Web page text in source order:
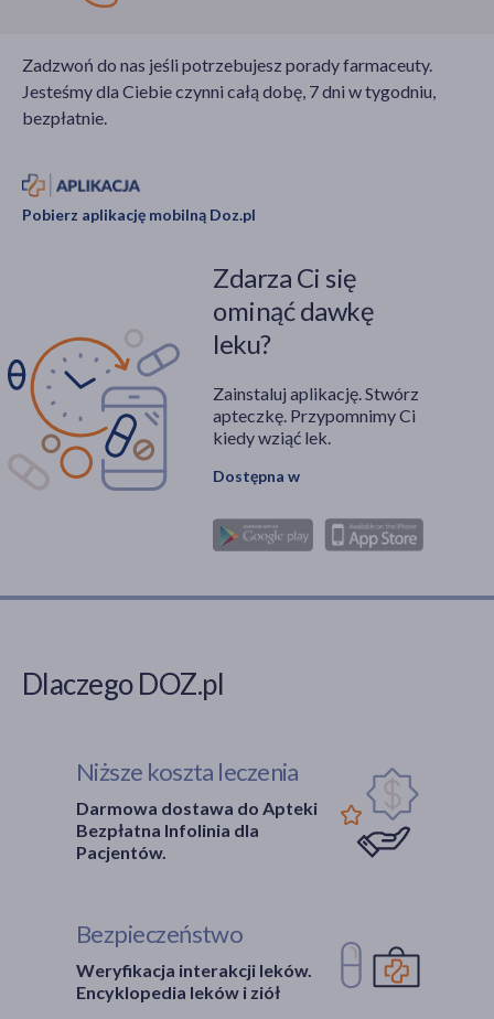
Zadzwoń do nas jeśli potrzebujesz porady farmaceuty.
Jesteśmy dla Ciebie czynni całą dobę, 7 dni w tygodniu,
bezpłatnie.
Pobierz aplikację mobilną Doz.pl
Zdarza Ci się
ominąć dawkę
leku?
Zainstaluj aplikację. Stwórz
apteczkę. Przypomnimy Ci
kiedy wziąć lek.
Dostępna w
Dlaczego DOZ.pl
Niższe koszta leczenia
Darmowa dostawa do Apteki
Bezpłatna Infolinia dla
Pacjentów.
Bezpieczeństwo
Weryfikacja interakcji leków.
Encyklopedia leków i ziół